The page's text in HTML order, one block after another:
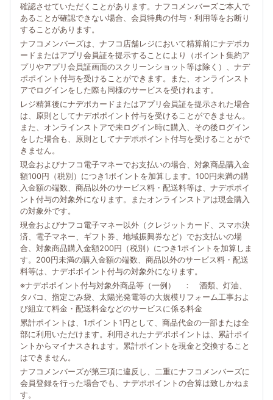
確認させていただくことがあります。ナフコメンバーズご本人で
あることが確認できない場合、会員特典の付与・利用等をお断り
することがあります。
ナフコメンバーズは、ナフコ店舗レジにおいて精算前にナデポカ
ードまたはアプリ会員証を提示することにより（ポイント集約ア
プリやアプリ会員証画面のスクリーンショット等は除く）、ナデ
ポポイント付与を受けることができます。また、オンラインスト
アでログインをした際も同様のサービスを受けれます。
レジ精算後にナデポカードまたはアプリ会員証を提示された場合
は、原則としてナデポポイント付与を受けることができません。
また、オンラインストアで未ログイン時に購入、その後ログイン
をした場合も、原則としてナデポポイント付与を受けることがで
きません。
現金およびナフコ電子マネーでお支払いの場合、対象商品購入金
額100円（税別）につき1ポイントを加算します。100円未満の購
入金額の端数、商品以外のサービス料・配送料等は、ナデポポイ
ント付与の対象外になります。またオンラインストアは現金購入
の対象外です。
現金およびナフコ電子マネー以外（クレジットカード、スマホ決
済、電子マネー、ギフト券、地域振興券など）でお支払いの場
合、対象商品購入金額200円（税別）につき1ポイントを加算しま
す。200円未満の購入金額の端数、商品以外のサービス料・配送
料等は、ナデポポイント付与の対象外になります。
※ナデポポイント付与対象外商品等（一例） ： 酒類、灯油、
タバコ、指定ごみ袋、太陽光発電等の大規模リフォーム工事およ
び組立て料金・配送料金などのサービスに係る料金
累計ポイントは、1ポイント1円として、商品代金の一部または全
部に利用いただけます。利用されたナデポポイントは、累計ポイ
ントからマイナスされます。累計ポイントを現金と交換すること
はできません。
ナフコメンバーズが第三項に違反し、二重にナフコメンバーズに
会員登録を行った場合でも、ナデポポイントの合算は致しかねま
す。